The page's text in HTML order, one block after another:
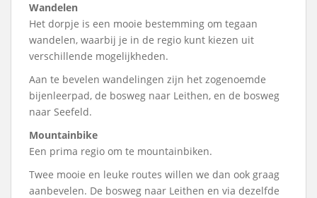
Wandelen
Het dorpje is een mooie bestemming om tegaan
wandelen, waarbij je in de regio kunt kiezen uit
verschillende mogelijkheden.
Aan te bevelen wandelingen zijn het zogenoemde
bijenleerpad, de bosweg naar Leithen, en de bosweg
naar Seefeld.
Mountainbike
Een prima regio om te mountainbiken.
Twee mooie en leuke routes willen we dan ook graag
aanbevelen. De bosweg naar Leithen en via dezelfde